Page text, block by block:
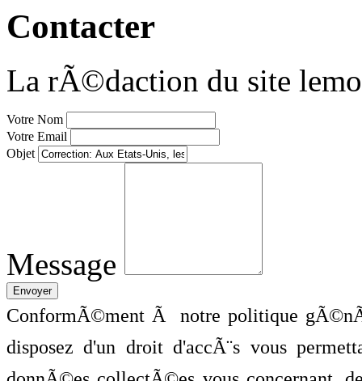
Contacter
La rÃ©daction du site
Votre Nom
Votre Email
Objet
Message
ConformÃ©ment Ã notre politique
disposez d'un droit d'accÃ¨s vous